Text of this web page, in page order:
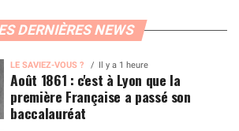
DERNIÈRES NEWS
LE SAVIEZ-VOUS ? Il y a 1 heure
Août 1861 : c'est à Lyon que la
première Française a passé son
baccalauréat